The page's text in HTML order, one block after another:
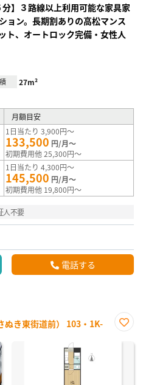
】３路線以上利用可能な家具家
ョン。長期割ありの高松マンス
ト、オートロック完備・女性人
27m²
月額目安
1日当たり 3,900円～
133,500 円/月～
初期費用他 25,300円～
1日当たり 4,300円～
145,500 円/月～
初期費用他 19,800円～
人不要
電話する
ぬき東街道前） 103・1K-
に入